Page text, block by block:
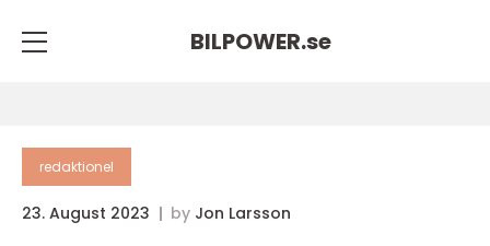
BILPOWER.se
redaktionel
23. August 2023 by Jon Larsson